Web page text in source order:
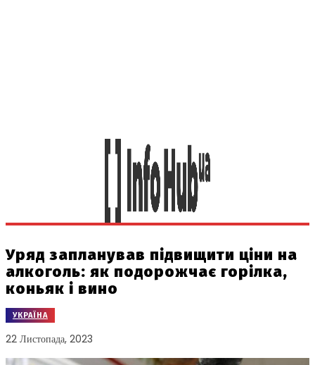
Уряд запланував підвищити ціни на
алкоголь: як подорожчає горілка,
коньяк і вино
УКРАЇНА
22 Листопада, 2023